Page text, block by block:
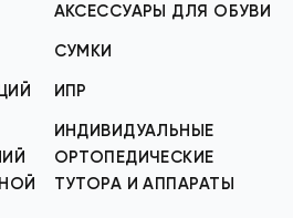
АКСЕССУАРЫ ДЛЯ ОБУВИ
СУМКИ
ИПР
ИНДИВИДУАЛЬНЫЕ
ОРТОПЕДИЧЕСКИЕ
ТУТОРА И АППАРАТЫ